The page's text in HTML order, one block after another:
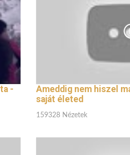
-
Ameddig nem hiszel
saját életed
159328 Nézetek